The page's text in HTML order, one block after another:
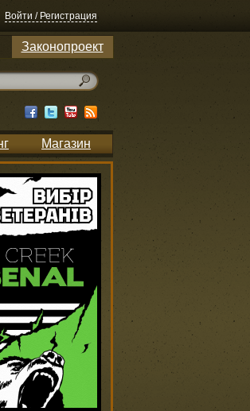
Войти / Регистрация
Законопроект
Магазин